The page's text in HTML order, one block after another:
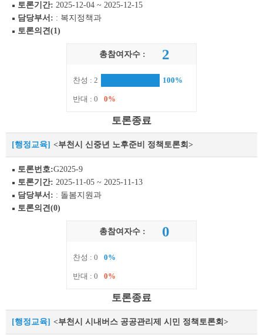
토론기간: 2025-12-04 ~ 2025-12-15
담당부서: : 복지정책과
토론의견(1)
총참여자수 : 2
찬성 : 2 100%
반대 : 0 0%
토론종료
[행정교육] <부천시 신중년 노후준비 정책토론회>
토론번호:G2025-9
토론기간: 2025-11-05 ~ 2025-11-13
담당부서: : 돌봄지원과
토론의견(0)
총참여자수 : 0
찬성 : 0 0%
반대 : 0 0%
토론종료
[행정교육] <부천시 시내버스 공공관리제 시민 정책토론회>